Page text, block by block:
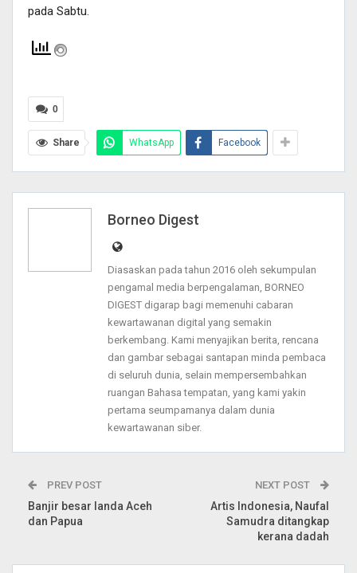
pada Sabtu.
0
Share WhatsApp Facebook
Borneo Digest
Diasaskan pada tahun 2016 oleh sekumpulan
pengamal media berpengalaman, BORNEO
DIGEST digarap bagi memenuhi cabaran
kewartawanan digital yang semakin
berkembang. Kami menyajikan berita, rencana
dan gambar sebagai santapan minda pembaca
di seluruh dunia, selain mempersembahkan
ruangan Bahasa tempatan, yang kami yakin
pertama seumpamanya dalam dunia
kewartawanan siber.
PREV POST
Banjir besar landa Aceh
dan Papua
NEXT POST
Artis Indonesia, Naufal
Samudra ditangkap
kerana dadah